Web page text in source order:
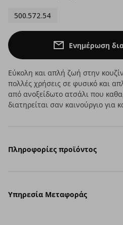
500.572.54
Ενημέρωση
Εύκολη και απλή ζωή στην
πολλές χρήσεις σε φυσικό και
από ανοξείδωτο ατσάλι που
διατηρείται σαν καινούργιο για
Πληροφορίες προϊόντος
Υπηρεσία Μεταφοράς